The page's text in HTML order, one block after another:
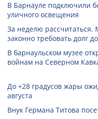
В Барнауле подключили
уличного освещения
За неделю
законно требовать долг
В барнаульском музее
войнам на Северном
До +28 градусов жары
августа
Внук Германа Титова